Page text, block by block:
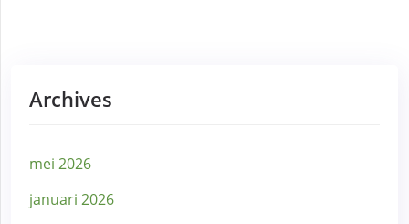
Archives
mei 2026
januari 2026